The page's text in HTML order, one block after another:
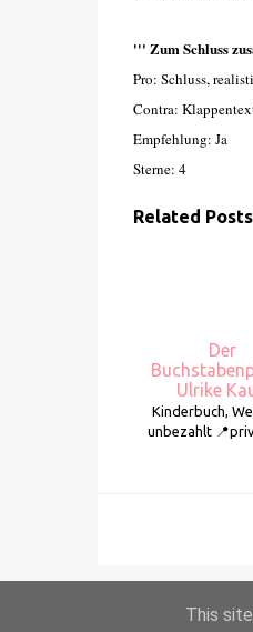
''' Zum Schluss
Pro: Schluss,
Contra:
Empfehlung: Ja
Sterne: 4
Related Posts
Der
Ulrike
Kinderbuch,
unbezahlt
This